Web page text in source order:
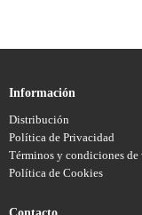
Información
Distribución
Política de Privacidad
Términos y condiciones de
Política de Cookies